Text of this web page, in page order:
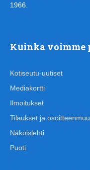
1966.
Kuinka voimme
Kotiseutu-uutiset
Mediakortti
Ilmoitukset
Tilaukset ja
Näköislehti
Puoti